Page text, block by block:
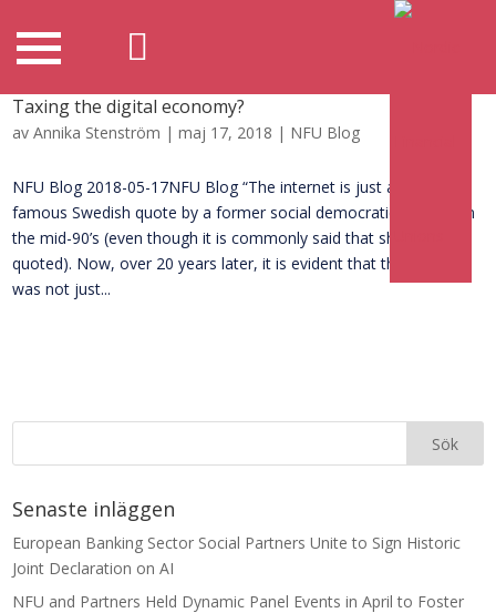
Taxing the digital economy?
avAnnika Stenström |maj 17, 2018 | NFU Blog
NFU Blog 2018-05-17NFU Blog “The internet is just a fad” is a
famous Swedish quote by a former social democratic minister in
the mid-90’s (even though it is commonly said that she was mis-
quoted). Now, over 20 years later, it is evident that the internet
was not just...
Senaste inläggen
European Banking Sector Social Partners Unite to Sign Historic
Joint Declaration on AI
NFU and Partners Held Dynamic Panel Events in April to Foster